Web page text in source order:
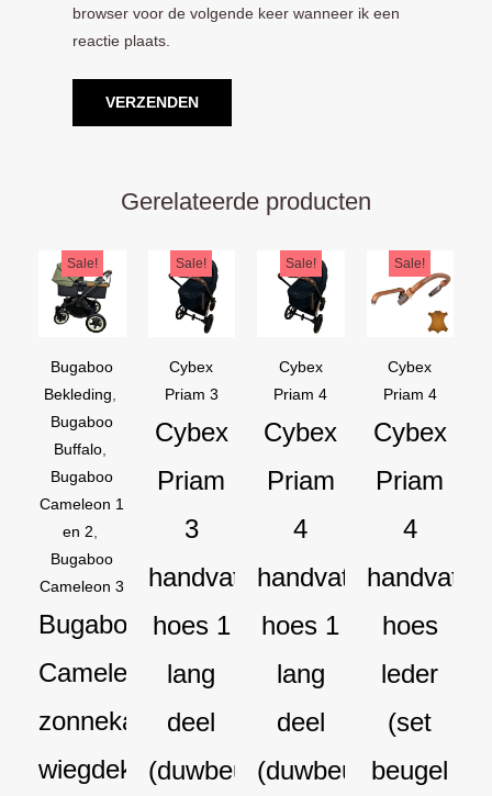
browser voor de volgende keer wanneer ik een
reactie plaats.
Gerelateerde producten
Sale!
Bugaboo
Bekleding,
Bugaboo
Buffalo,
Bugaboo
Cameleon 1
en 2,
Bugaboo
Cameleon 3
Bugaboo
Cameleon
zonnekap
wiegdekje
Oorspronkelijke
prijs
prijs
Sale!
Cybex
Priam 3
Cybex
Priam
3
handvat
hoes 1
lang
deel
(duwbeugel
Oorspronkelijke
prijs
Huidige
prijs
Sale!
Cybex
Priam 4
Cybex
Priam
4
handvat
hoes 1
lang
deel
(duwbeugel
Oorspronkelijke
prijs
was:
Huidige
prijs
is:
Sale!
Cybex
Priam 4
Cybex
Priam
4
handvat
hoes
leder
(set
beugel
prijs
was:
prijs
is: